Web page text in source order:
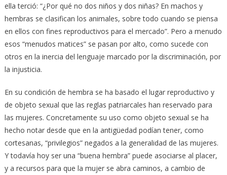
ella terció: “¿Por qué no dos niños y dos niñas? En machos y
hembras se clasifican los animales, sobre todo cuando se piensa
en ellos con fines reproductivos para el mercado”. Pero a menudo
esos “menudos matices” se pasan por alto, como sucede con
otros en la inercia del lenguaje marcado por la discriminación, por
la injusticia.
En su condición de hembra se ha basado el lugar reproductivo y
de objeto sexual que las reglas patriarcales han reservado para
las mujeres. Concretamente su uso como objeto sexual se ha
hecho notar desde que en la antigüedad podían tener, como
cortesanas, “privilegios” negados a la generalidad de las mujeres.
Y todavía hoy ser una “buena hembra” puede asociarse al placer,
y a recursos para que la mujer se abra caminos, a cambio de